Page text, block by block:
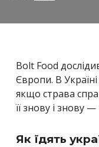
Bolt Food
Європи. В
якщо страва
її знову і знову
Як їдять